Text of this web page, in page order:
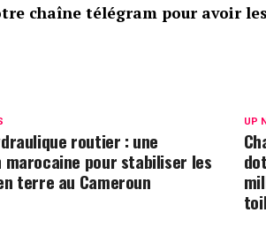
chaîne télégram pour avoir
UP
routier : une
marocaine pour stabiliser les
terre au Cameroun